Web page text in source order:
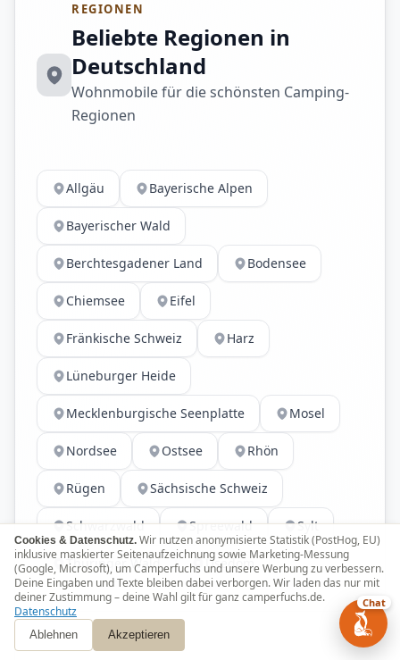
REGIONEN
Beliebte Regionen in
Deutschland
Wohnmobile für die schönsten Camping-
Regionen
Allgäu Bayerische Alpen
Bayerischer Wald
Berchtesgadener Land Bodensee
Chiemsee Eifel
Fränkische Schweiz Harz
Lüneburger Heide
Mecklenburgische Seenplatte Mosel
Nordsee Ostsee Rhön
Rügen Sächsische Schweiz
Schwarzwald Spreewald Sylt
Thüringer Wald Usedom
BUNDESLÄNDER
Cookies & Datenschutz. Wir nutzen anonymisierte Statistik (PostHog, EU)
inklusive maskierter Seitenaufzeichnung sowie Marketing-Messung
(Google, Microsoft), um Camperfuchs und unsere Werbung zu verbessern.
Deine Eingaben und Texte bleiben dabei verborgen. Wir laden das nur mit
deiner Zustimmung – deine Wahl gilt für ganz camperfuchs.de.
Datenschutz
Ablehnen Akzeptieren
Chat